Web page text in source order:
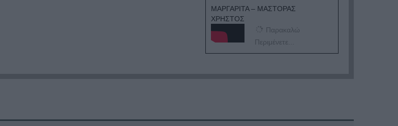
ΜΑΡΓΑΡΙΤΑ – ΜΑΣΤΟΡΑΣ
ΧΡΗΣΤΟΣ
Παρακαλώ
Περιμένετε...